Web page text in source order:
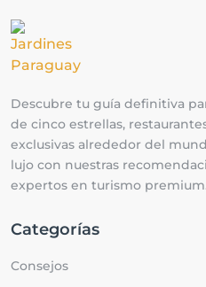
Descubre tu guía definitiva
de cinco estrellas,
exclusivas alrededor del
lujo con nuestras
expertos en turismo
Categorías
Consejos